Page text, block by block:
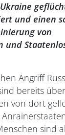
und einen
von
Angriff
bereits
von dort
sind